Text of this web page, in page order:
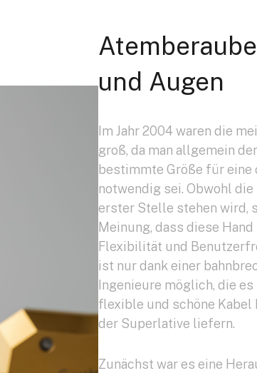
und Augen
Im Jahr 2004 waren die
groß, da man allgemein
bestimmte Größe für
notwendig sei. Obwohl
erster Stelle stehen wird,
Meinung, dass diese
Flexibilität und
ist nur dank einer
Ingenieure möglich, die
flexible und schöne Kabel
der Superlative liefern.
Zunächst war es eine